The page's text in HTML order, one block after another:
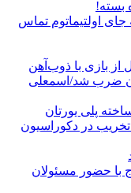
بسته!
جای اولتیماتوم تماس
از بازی با ذوب‌آهن
ضرب شد/اسمعلی
پلی یورتان
در دکوراسیون
با حضور مسئولان